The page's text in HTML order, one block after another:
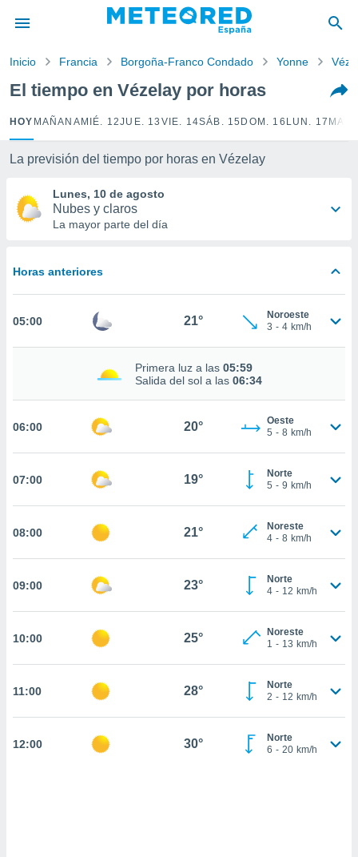
por
para
que se
calidad.
a este
y
digital
permite
coste.
a la
todas
nuestros
nos
análisis
perfil
y
en
nuestra
CONFIGURACIÓN
Inicio Francia Borgoña-Franco Condado Yonne
El tiempo en Vézelay por horas
HOY MAÑANA MIÉ. 12JUE. 13 VIE. 14SÁB. 15 DOM. 16 LUN. 17
La previsión del tiempo por horas en Vézelay
Lunes, 10 de agosto
Nubes y claros
La mayor parte del día
Horas anteriores
05:00 21°
Noroeste
3 - 4 km/h
Primera luz a las 05:59
Salida del sol a las 06:34
06:00 20°
Oeste
5 - 8 km/h
07:00 19°
Norte
5 - 9 km/h
08:00 21°
Noreste
4 - 8 km/h
09:00 23°
Norte
4 - 12 km/h
10:00 25°
Noreste
1 - 13 km/h
11:00 28°
Norte
2 - 12 km/h
12:00 30°
Norte
6 - 20 km/h